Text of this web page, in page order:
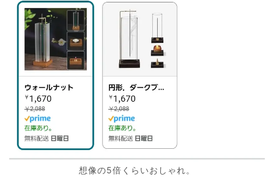
想像の5倍くらいおしゃれ。